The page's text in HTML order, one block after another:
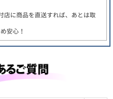
に商品を直送すれば、あとは取
安心！